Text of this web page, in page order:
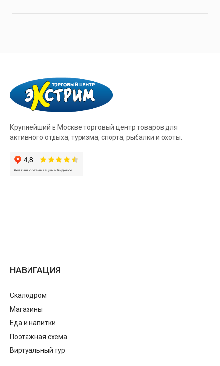
Крупнейший в Москве торговый центр товаров для
активного отдыха, туризма, спорта, рыбалки и охоты.
НАВИГАЦИЯ
Скалодром
Магазины
Еда и напитки
Поэтажная схема
Виртуальный тур